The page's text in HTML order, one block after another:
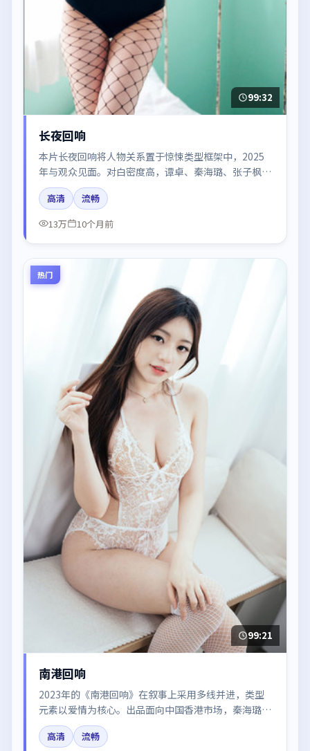
99:32
长夜回响
本片长夜回响将人物关系置于惊悚类型框架中，2025
年与观众见面。对白密度高，谭卓、秦海璐、张子枫、
王凯、肖战的台词节奏值得关注；整体气质偏中国大陆
都市与冷色调摄影。
高清
流畅
13万
10个月前
热门
99:21
南港回响
2023年的《南港回响》在叙事上采用多线并进，类型
元素以爱情为核心。出品面向中国香港市场，秦海璐、
倪妮、张子枫所饰角色推动关键反转，结尾留白引发讨
论。
高清 流畅